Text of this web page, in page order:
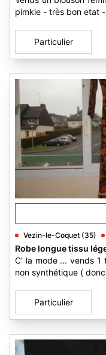
pimkie - très bon etat
Particulier
Vezin-le-Coquet (35)
Robe longue tissu
C' la mode ... vends 1
non synthétique (
Particulier